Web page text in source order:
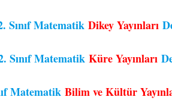
Sınıf Matematik Dikey Yayınları
Sınıf MatematikKüre Yayınları
Matematik Bilim ve Kültür